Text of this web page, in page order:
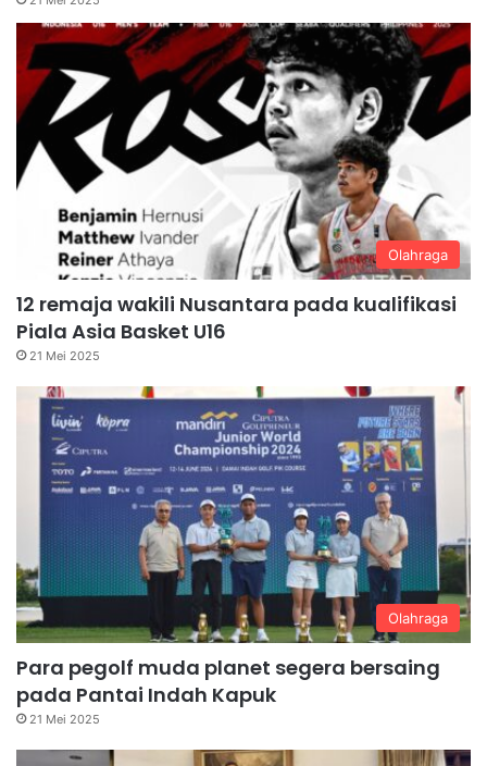
Olahraga
12 remaja wakili Nusantara pada kualifikasi
Piala Asia Basket U16
21 Mei 2025
Olahraga
Para pegolf muda planet segera bersaing
pada Pantai Indah Kapuk
21 Mei 2025